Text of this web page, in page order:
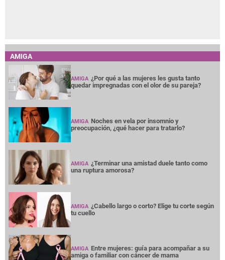
AMIGA
AMIGA ¿Por qué a las mujeres les gusta tanto
quedar impregnadas con el olor de su pareja?
AMIGA Noches en vela por insomnio y
preocupación, ¿qué hacer para tratarlo?
AMIGA ¿Terminar una amistad duele tanto como
una ruptura amorosa?
AMIGA ¿Cabello largo o corto? Elige tu corte según
tu cuello
AMIGA Entre mujeres: guía para acompañar a su
amiga o familiar con cáncer de mama